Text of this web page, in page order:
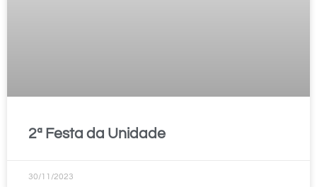
2ª Festa da Unidade
30/11/2023